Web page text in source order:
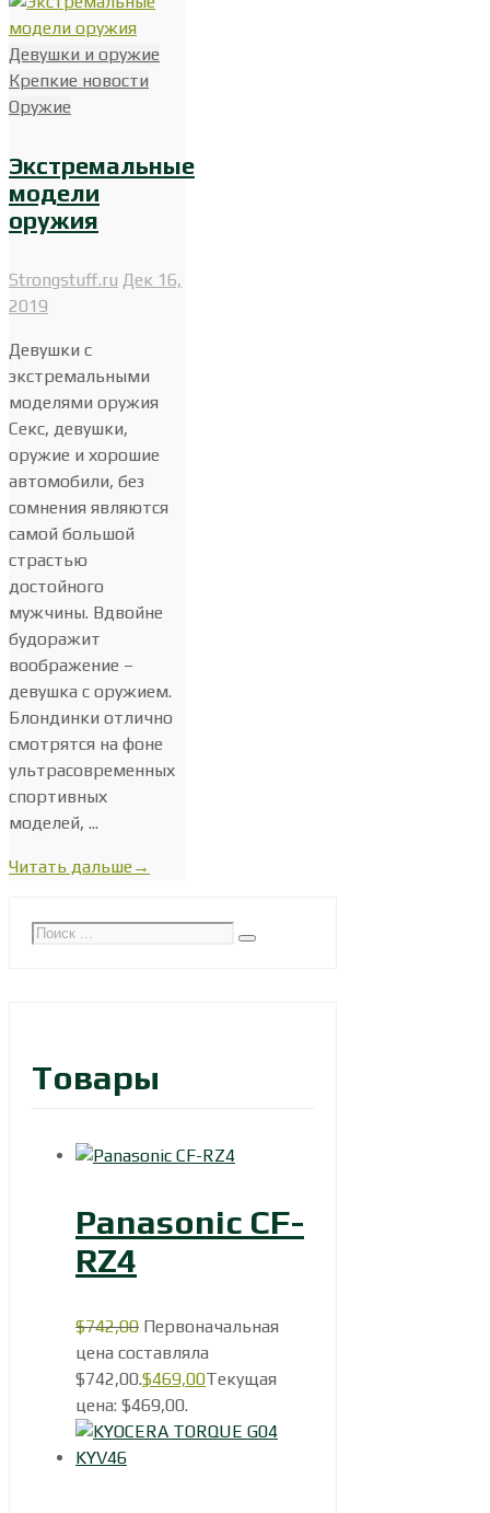
Девушки и оружие
Крепкие новости
Оружие
Экстремальные
модели
оружия
Strongstuff.ru Дек 16,
2019
Девушки с
экстремальными
моделями оружия
Секс, девушки,
оружие и хорошие
автомобили, без
сомнения являются
самой большой
страстью
достойного
мужчины. Вдвойне
будоражит
воображение –
девушка с оружием.
Блондинки отлично
смотрятся на фоне
ультрасовременных
спортивных
моделей, ...
Читать дальше→
Товары
Panasonic CF-
RZ4
$742,00 Первоначальная
цена составляла
$742,00.$469,00Текущая
цена: $469,00.